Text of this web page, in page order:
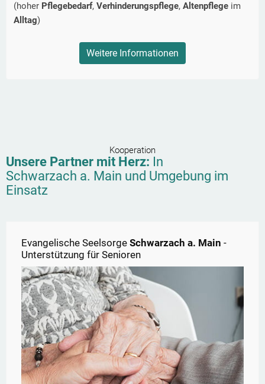
(hoher Pflegebedarf, Verhinderungspflege, Altenpflege im
Alltag)
Weitere Informationen
Kooperation
Unsere Partner mit Herz: In
Schwarzach a. Main und Umgebung im
Einsatz
Evangelische Seelsorge Schwarzach a. Main -
Unterstützung für Senioren